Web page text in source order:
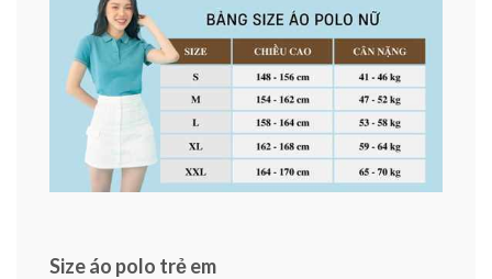
Size áo polo trẻ em